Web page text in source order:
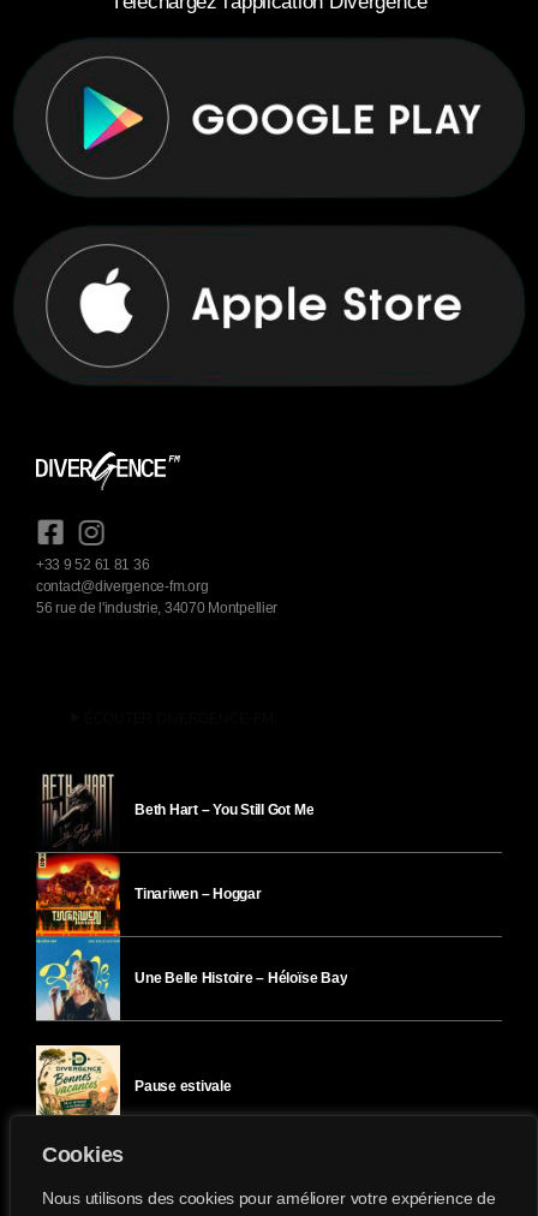
Cookies
Nous utilisons des cookies pour améliorer votre expérience de
+33 9 52 61 81 36
contact@divergence-fm.org
56 rue de l'industrie, 34070 Montpellier
Beth Hart – You Still Got Me
Tinariwen – Hoggar
Une Belle Histoire – Héloïse Bay
Pause estivale